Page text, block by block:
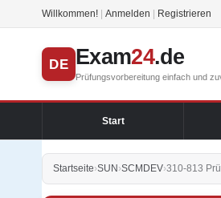
Willkommen! Anmelden Registrieren
DE Exam24.de
Prüfungsvorbereitung einfach und
Start
Startseite›SUN ›SCMDEV›310-813